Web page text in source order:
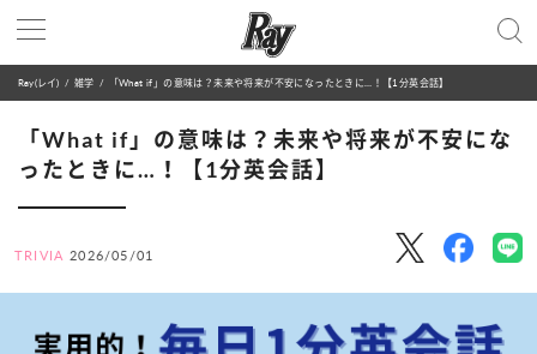
Ray(レイ) 雑学 「What if」の意味は？未来や将来が不安になったときに…！【1分英会話】
「What if」の意味は？未来や将来が不安にな
ったときに…！【1分英会話】
TRIVIA 2026/05/01